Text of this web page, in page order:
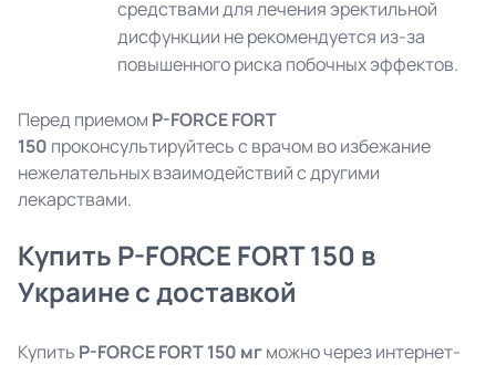
средствами для лечения эректильной
дисфункции не рекомендуется из-за
повышенного риска побочных эффектов.
Перед приемом P-FORCE FORT
150 проконсультируйтесь с врачом во избежание
нежелательных взаимодействий с другими
лекарствами.
Купить P-FORCE FORT 150 в
Украине с доставкой
Купить P-FORCE FORT 150 мгможно через интернет-